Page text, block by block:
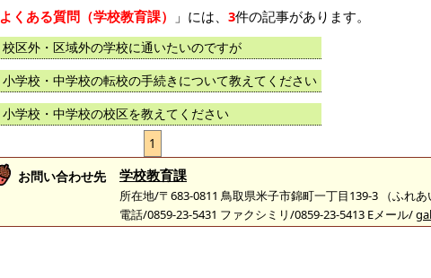
よくある質問（学校教育課） 」には、 3件の記事があります。
校区外・区域外の学校に通いたいのですが
小学校・中学校の転校の手続きについて教えてください
小学校・中学校の校区を教えてください
1
お問い合わせ先 学校教育課
所在地/〒683-0811 鳥取県米子市錦町一丁目139-3 （ふれあ
電話/0859-23-5431 ファクシミリ/0859-23-5413 Eメール/